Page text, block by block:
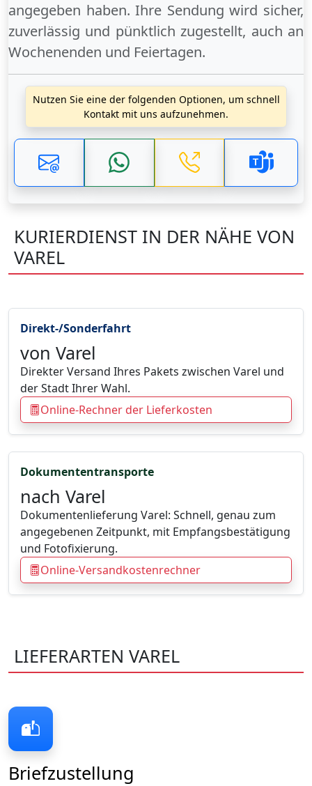
angegeben haben. Ihre Sendung wird sicher,
zuverlässig und pünktlich zugestellt, auch an
Wochenenden und Feiertagen.
Nutzen Sie eine der folgenden Optionen, um schnell
Kontakt mit uns aufzunehmen.
KURIERDIENST IN DER NÄHE VON
VAREL
Direkt-/Sonderfahrt
von Varel
Direkter Versand Ihres Pakets zwischen Varel und
der Stadt Ihrer Wahl.
Online-Rechner der Lieferkosten
Dokumententransporte
nach Varel
Dokumentenlieferung Varel: Schnell, genau zum
angegebenen Zeitpunkt, mit Empfangsbestätigung
und Fotofixierung.
Online-Versandkostenrechner
LIEFERARTEN VAREL
Briefzustellung